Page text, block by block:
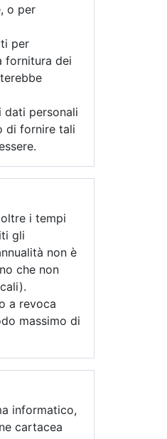
o per
per
fornitura dei
dati personali
di fornire tali
i tempi
gli
non è
che non
a revoca
massimo di
informatico,
cartacea